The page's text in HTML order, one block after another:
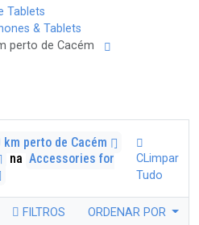
Tablets
& Tablets
perto de Cacém
km perto de Cacém
na Accessories for
CLimpar
Tudo
FILTROS ORDENAR POR